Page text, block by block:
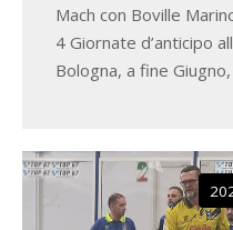
Mach con Boville
4 Giornate d’anticipo
Bologna, a fine